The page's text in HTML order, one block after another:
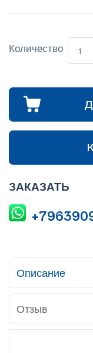
Количество
ЗАКАЗАТЬ
Описание
Отзыв